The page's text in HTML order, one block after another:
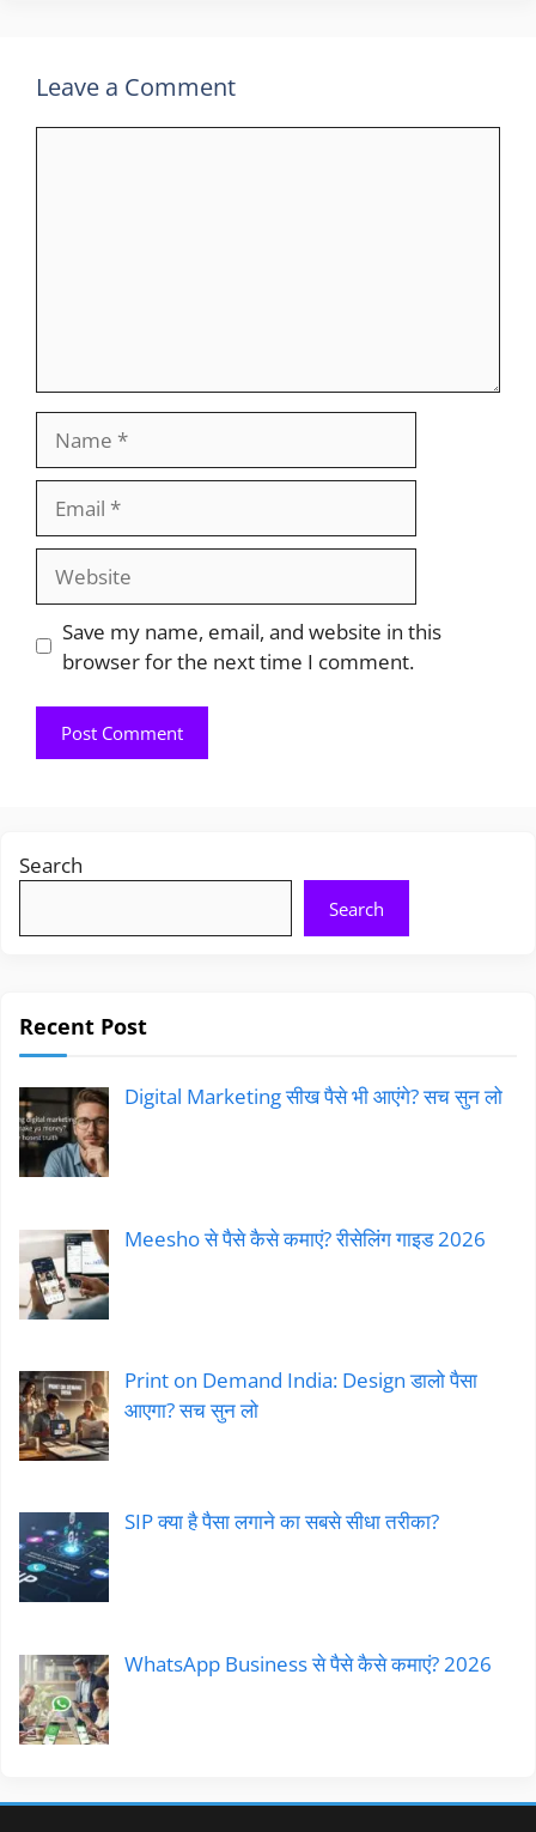
Leave a Comment
Website
Save my name, email, and website in this
browser for the next time I comment.
Search
Search
Recent Post
Digital Marketing सीख पैसे भी आएंगे? सच सुन लो
Meesho से पैसे कैसे कमाएं? रीसेलिंग गाइड 2026
Print on Demand India: Design डालो पैसा
आएगा? सच सुन लो
SIP क्या है पैसा लगाने का सबसे सीधा तरीका?
WhatsApp Business से पैसे कैसे कमाएं? 2026